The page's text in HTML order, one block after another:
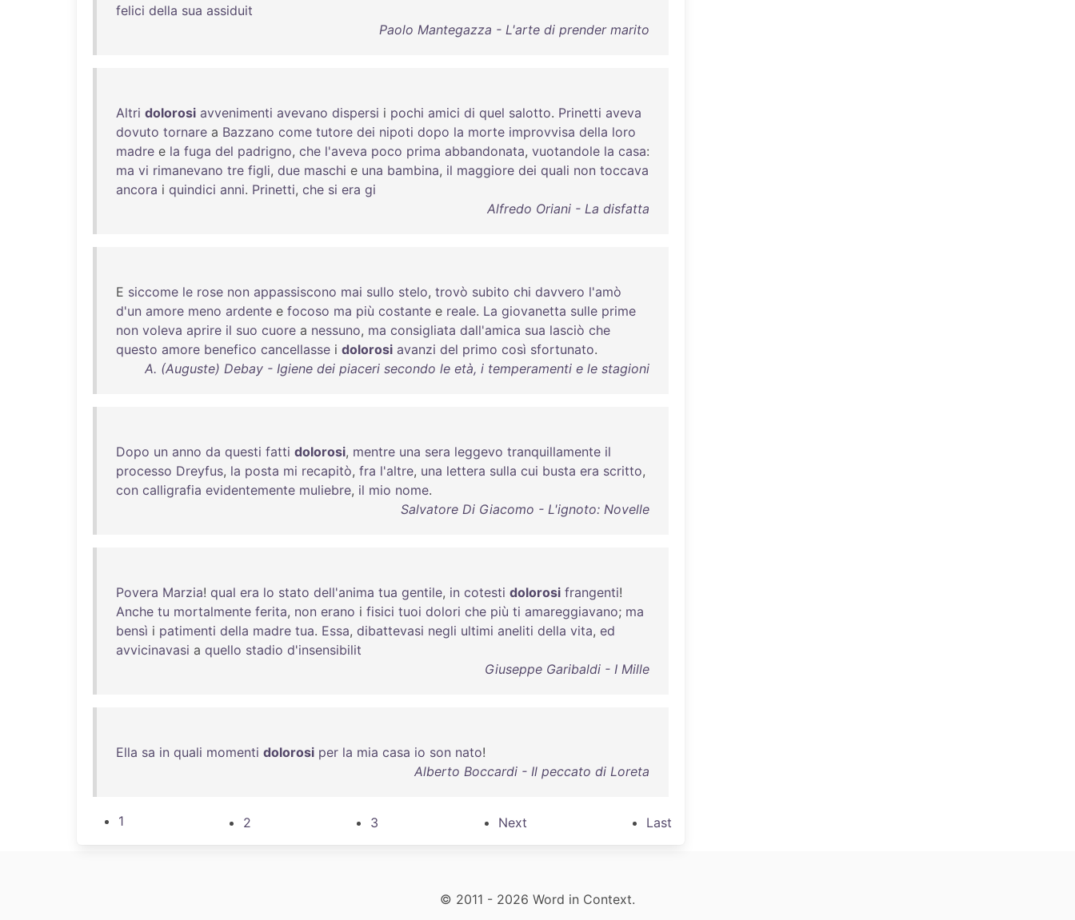
felici della sua assiduit
Paolo Mantegazza - L'arte di prender marito
Altri dolorosi avvenimenti avevano dispersi i pochi amici di quel salotto. Prinetti aveva
dovuto tornare a Bazzano come tutore dei nipoti dopo la morte improvvisa della loro
madre e la fuga del padrigno, che l'aveva poco prima abbandonata, vuotandole la casa:
ma vi rimanevano tre figli, due maschi e una bambina, il maggiore dei quali non toccava
ancora i quindici anni. Prinetti, che si era gi
Alfredo Oriani - La disfatta
E siccome le rose non appassiscono mai sullo stelo, trovò subito chi davvero l'amò
d'un amore meno ardente e focoso ma più costante e reale. La giovanetta sulle prime
non voleva aprire il suo cuore a nessuno, ma consigliata dall'amica sua lasciò che
questo amore benefico cancellasse i dolorosi avanzi del primo così sfortunato.
A. (Auguste) Debay - Igiene dei piaceri secondo le età, i temperamenti e le stagioni
Dopo un anno da questi fatti dolorosi, mentre una sera leggevo tranquillamente il
processo Dreyfus, la posta mi recapitò, fra l'altre, una lettera sulla cui busta era scritto,
con calligrafia evidentemente muliebre, il mio nome.
Salvatore Di Giacomo - L'ignoto: Novelle
Povera Marzia! qual era lo stato dell'anima tua gentile, in cotesti dolorosi frangenti!
Anche tu mortalmente ferita, non erano i fisici tuoi dolori che più ti amareggiavano; ma
bensì i patimenti della madre tua. Essa, dibattevasi negli ultimi aneliti della vita, ed
avvicinavasi a quello stadio d'insensibilit
Giuseppe Garibaldi - I Mille
Ella sa in quali momenti dolorosi per la mia casa io son nato!
Alberto Boccardi - Il peccato di Loreta
1 2 3 Next Last
© 2011 - 2026 Word in Context.